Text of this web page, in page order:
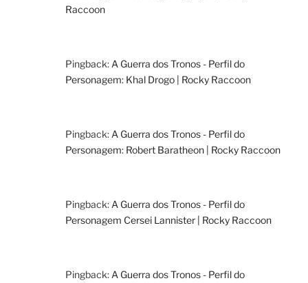
Raccoon
Pingback: A Guerra dos Tronos - Perfil do
Personagem: Khal Drogo | Rocky Raccoon
Pingback: A Guerra dos Tronos - Perfil do
Personagem: Robert Baratheon | Rocky Raccoon
Pingback: A Guerra dos Tronos - Perfil do
Personagem Cersei Lannister | Rocky Raccoon
Pingback: A Guerra dos Tronos - Perfil do